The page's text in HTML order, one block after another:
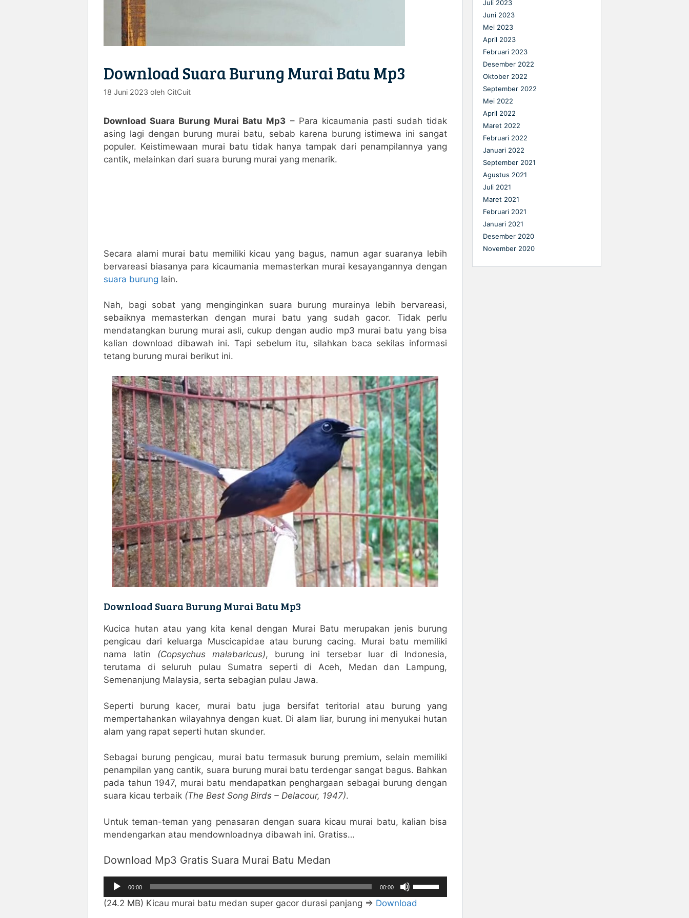
Download Suara Burung Murai Batu Mp3
18 Juni 2023 oleh CitCuit
Download Suara Burung Murai Batu Mp3 – Para kicaumania pasti sudah tidak
asing lagi dengan burung murai batu, sebab karena burung istimewa ini sangat
populer. Keistimewaan murai batu tidak hanya tampak dari penampilannya yang
cantik, melainkan dari suara burung murai yang menarik.
Secara alami murai batu memiliki kicau yang bagus, namun agar suaranya lebih
bervareasi biasanya para kicaumania memasterkan murai kesayangannya dengan
suara burung lain.
Nah, bagi sobat yang menginginkan suara burung murainya lebih bervareasi,
sebaiknya memasterkan dengan murai batu yang sudah gacor. Tidak perlu
mendatangkan burung murai asli, cukup dengan audio mp3 murai batu yang bisa
kalian download dibawah ini. Tapi sebelum itu, silahkan baca sekilas informasi
tetang burung murai berikut ini.
Download Suara Burung Murai Batu Mp3
Kucica hutan atau yang kita kenal dengan Murai Batu merupakan jenis burung
pengicau dari keluarga Muscicapidae atau burung cacing. Murai batu memiliki
nama latin (Copsychus malabaricus), burung ini tersebar luar di Indonesia,
terutama di seluruh pulau Sumatra seperti di Aceh, Medan dan Lampung,
Semenanjung Malaysia, serta sebagian pulau Jawa.
Seperti burung kacer, murai batu juga bersifat teritorial atau burung yang
mempertahankan wilayahnya dengan kuat. Di alam liar, burung ini menyukai hutan
alam yang rapat seperti hutan skunder.
Sebagai burung pengicau, murai batu termasuk burung premium, selain memiliki
penampilan yang cantik, suara burung murai batu terdengar sangat bagus. Bahkan
pada tahun 1947, murai batu mendapatkan penghargaan sebagai burung dengan
suara kicau terbaik (The Best Song Birds – Delacour, 1947).
Untuk teman-teman yang penasaran dengan suara kicau murai batu, kalian bisa
mendengarkan atau mendownloadnya dibawah ini. Gratiss…
Download Mp3 Gratis Suara Murai Batu Medan
Pemutar
Audio
00:00 00:00
Gunakan
Anak
Panah
(24.2 MB) Kicau murai batu medan super gacor durasi panjang => Download
Juli 2023
Juni 2023
Mei 2023
April 2023
Februari 2023
Desember 2022
Oktober 2022
September 2022
Mei 2022
April 2022
Maret 2022
Februari 2022
Januari 2022
September 2021
Agustus 2021
Juli 2021
Maret 2021
Februari 2021
Januari 2021
Desember 2020
November 2020